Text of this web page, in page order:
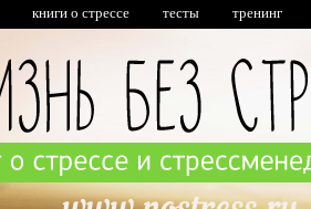
книги о стрессе тесты тренинг